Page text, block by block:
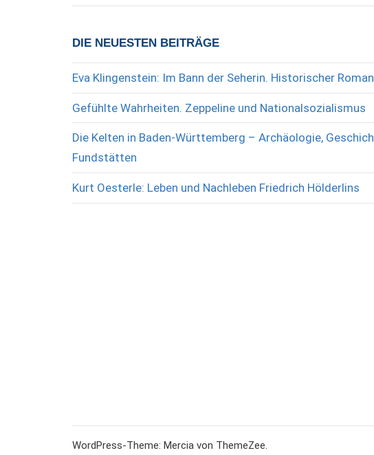
DIE NEUESTEN BEITRÄGE
Eva Klingenstein: Im Bann der Seherin. Historischer Roman
Gefühlte Wahrheiten. Zeppeline und Nationalsozialismus
Die Kelten in Baden-Württemberg – Archäologie,
Fundstätten
Kurt Oesterle: Leben und Nachleben Friedrich Hölderlins
WordPress-Theme: Mercia von ThemeZee.